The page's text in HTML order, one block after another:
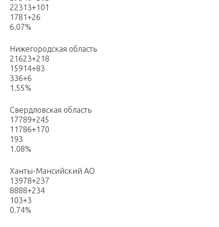
22313+101
1781+26
6.07%
Нижегородская область
21623+218
15914+83
336+6
1.55%
Свердловская область
17789+245
11786+170
193
1.08%
Ханты-Мансийский АО
13978+237
8888+234
103+3
0.74%